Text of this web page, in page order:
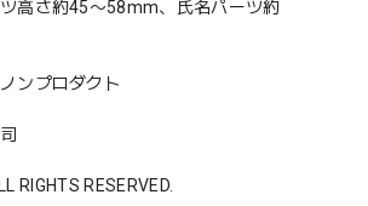
高さ約45〜58mm、氏名パーツ約
ンプロダクト
RIGHTS RESERVED.